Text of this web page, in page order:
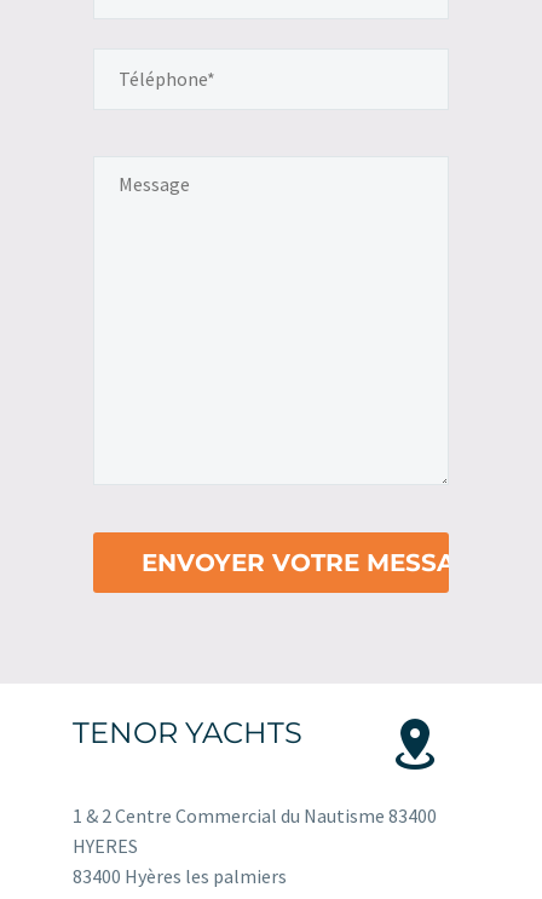


TENOR YACHTS
1 & 2 Centre Commercial du Nautisme 83400
HYERES
83400 Hyères les palmiers